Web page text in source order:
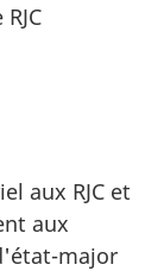
aux RJC et
aux
major